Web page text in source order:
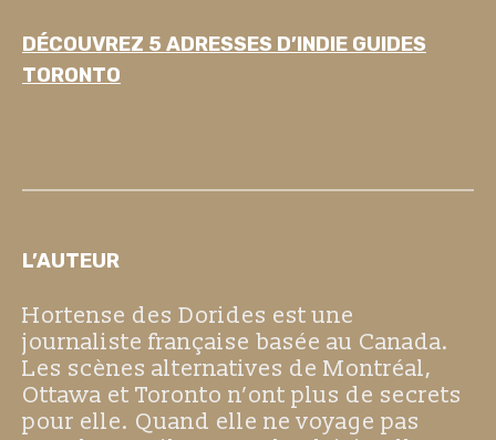
DÉCOUVREZ 5 ADRESSES D’INDIE GUIDES
TORONTO
L’AUTEUR
Hortense des Dorides est une
journaliste française basée au Canada.
Les scènes alternatives de Montréal,
Ottawa et Toronto n’ont plus de secrets
pour elle. Quand elle ne voyage pas